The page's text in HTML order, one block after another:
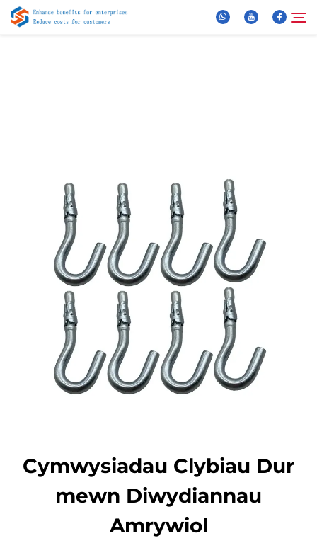
Awdurdodion Cyffredinol
Cysylltwch â Ni
Cymwysiadau Clybiau Dur
mewn Diwydiannau
Amrywiol